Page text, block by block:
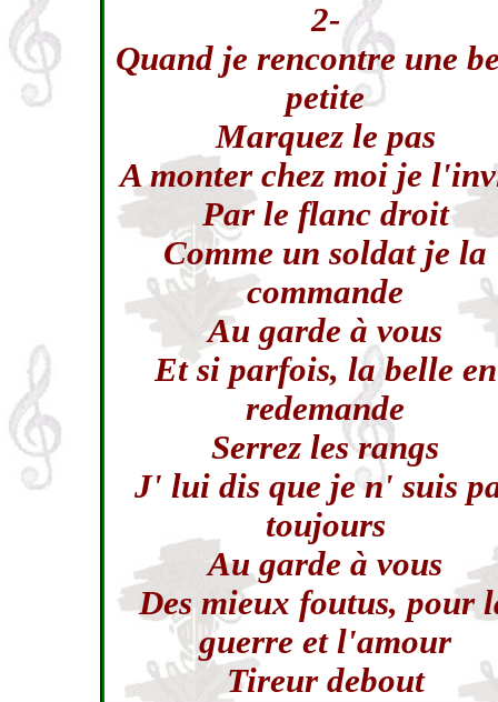
2-
Quand je rencontre une
petite
Marquez le pas
A monter chez moi je
Par le flanc droit
Comme un soldat je la
commande
Au garde à vous
Et si parfois, la belle en
redemande
Serrez les rangs
J' lui dis que je n' suis
toujours
Au garde à vous
Des mieux foutus, pour
guerre et l'amour
Tireur debout